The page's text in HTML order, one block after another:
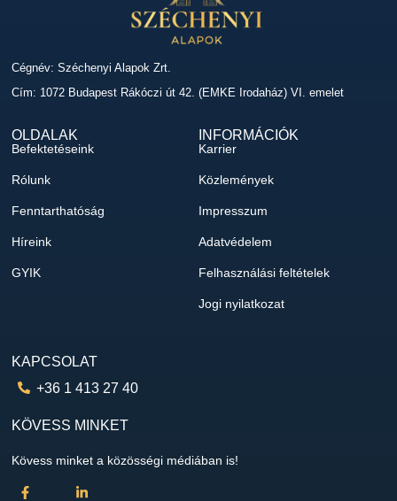
Cégnév: Széchenyi Alapok Zrt.
Cím: 1072 Budapest Rákóczi út 42. (EMKE Irodaház) VI. emelet
OLDALAK
Befektetéseink
Rólunk
Fenntarthatóság
Híreink
GYIK
INFORMÁCIÓK
Karrier
Közlemények
Impresszum
Adatvédelem
Felhasználási feltételek
Jogi nyilatkozat
KAPCSOLAT
+36 1 413 27 40
KÖVESS MINKET
Kövess minket a közösségi médiában is!